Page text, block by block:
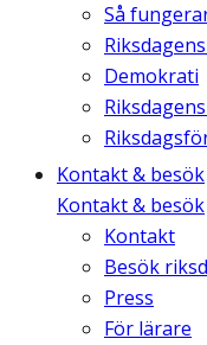
Så
Demokrati
Kontakt & besök
Kontakt & besök
Kontakt
Besök
Press
För lärare